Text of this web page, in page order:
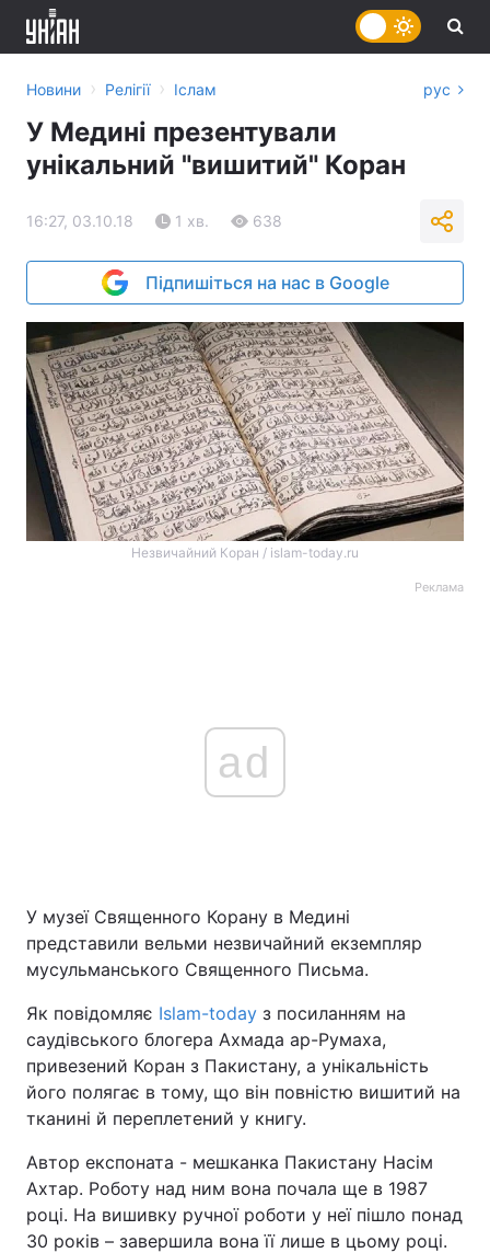
Головна Війна
Україна Політика
Економіка Світ
Спорт Наука
Новини › Релігії › Іслам рус
У Медині презентували
унікальний "вишитий" Коран
16:27, 03.10.18 1 хв. 638
Підпишіться на нас в Google
Незвичайний Коран / islam-today.ru
Реклама
ad
У музеї Священного Корану в Медині
представили вельми незвичайний екземпляр
мусульманського Священного Письма.
Як повідомляє Islam-today з посиланням на
саудівського блогера Ахмада ар-Румаха,
привезений Коран з Пакистану, а унікальність
його полягає в тому, що він повністю вишитий на
тканині й переплетений у книгу.
Автор експоната - мешканка Пакистану Насім
Ахтар. Роботу над ним вона почала ще в 1987
році. На вишивку ручної роботи у неї пішло понад
30 років – завершила вона її лише в цьому році.